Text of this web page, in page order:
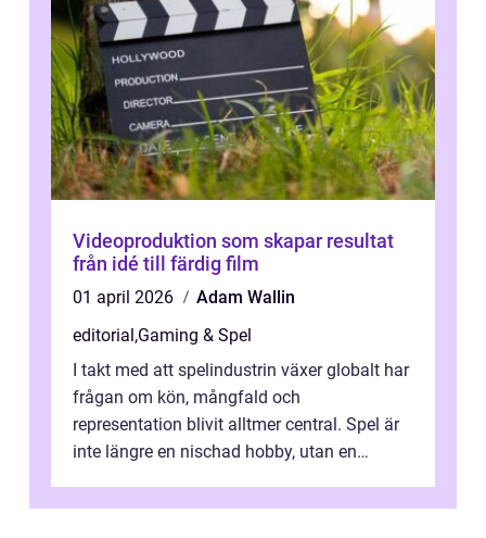
Videoproduktion som skapar resultat
från idé till färdig film
01 april 2026
Adam Wallin
editorial ,Gaming & Spel
I takt med att spelindustrin växer globalt har
frågan om kön, mångfald och
representation blivit alltmer central. Spel är
inte längre en nischad hobby, utan en